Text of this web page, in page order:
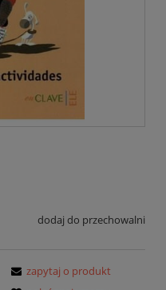
dodaj do przechowalni
zapytaj o produkt